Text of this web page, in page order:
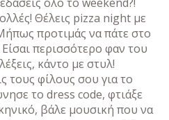
Θέλεις pizza night με
προτιμάς να πάτε στο
περισσότερο φαν του
κάντο με στυλ!
τους φίλους σου για το
το dress code, φτιάξε
βάλε μουσική που να